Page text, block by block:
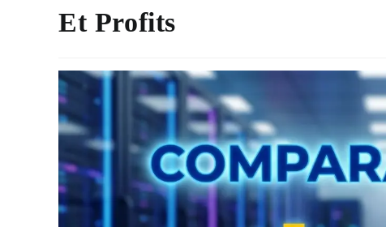
Et Profits